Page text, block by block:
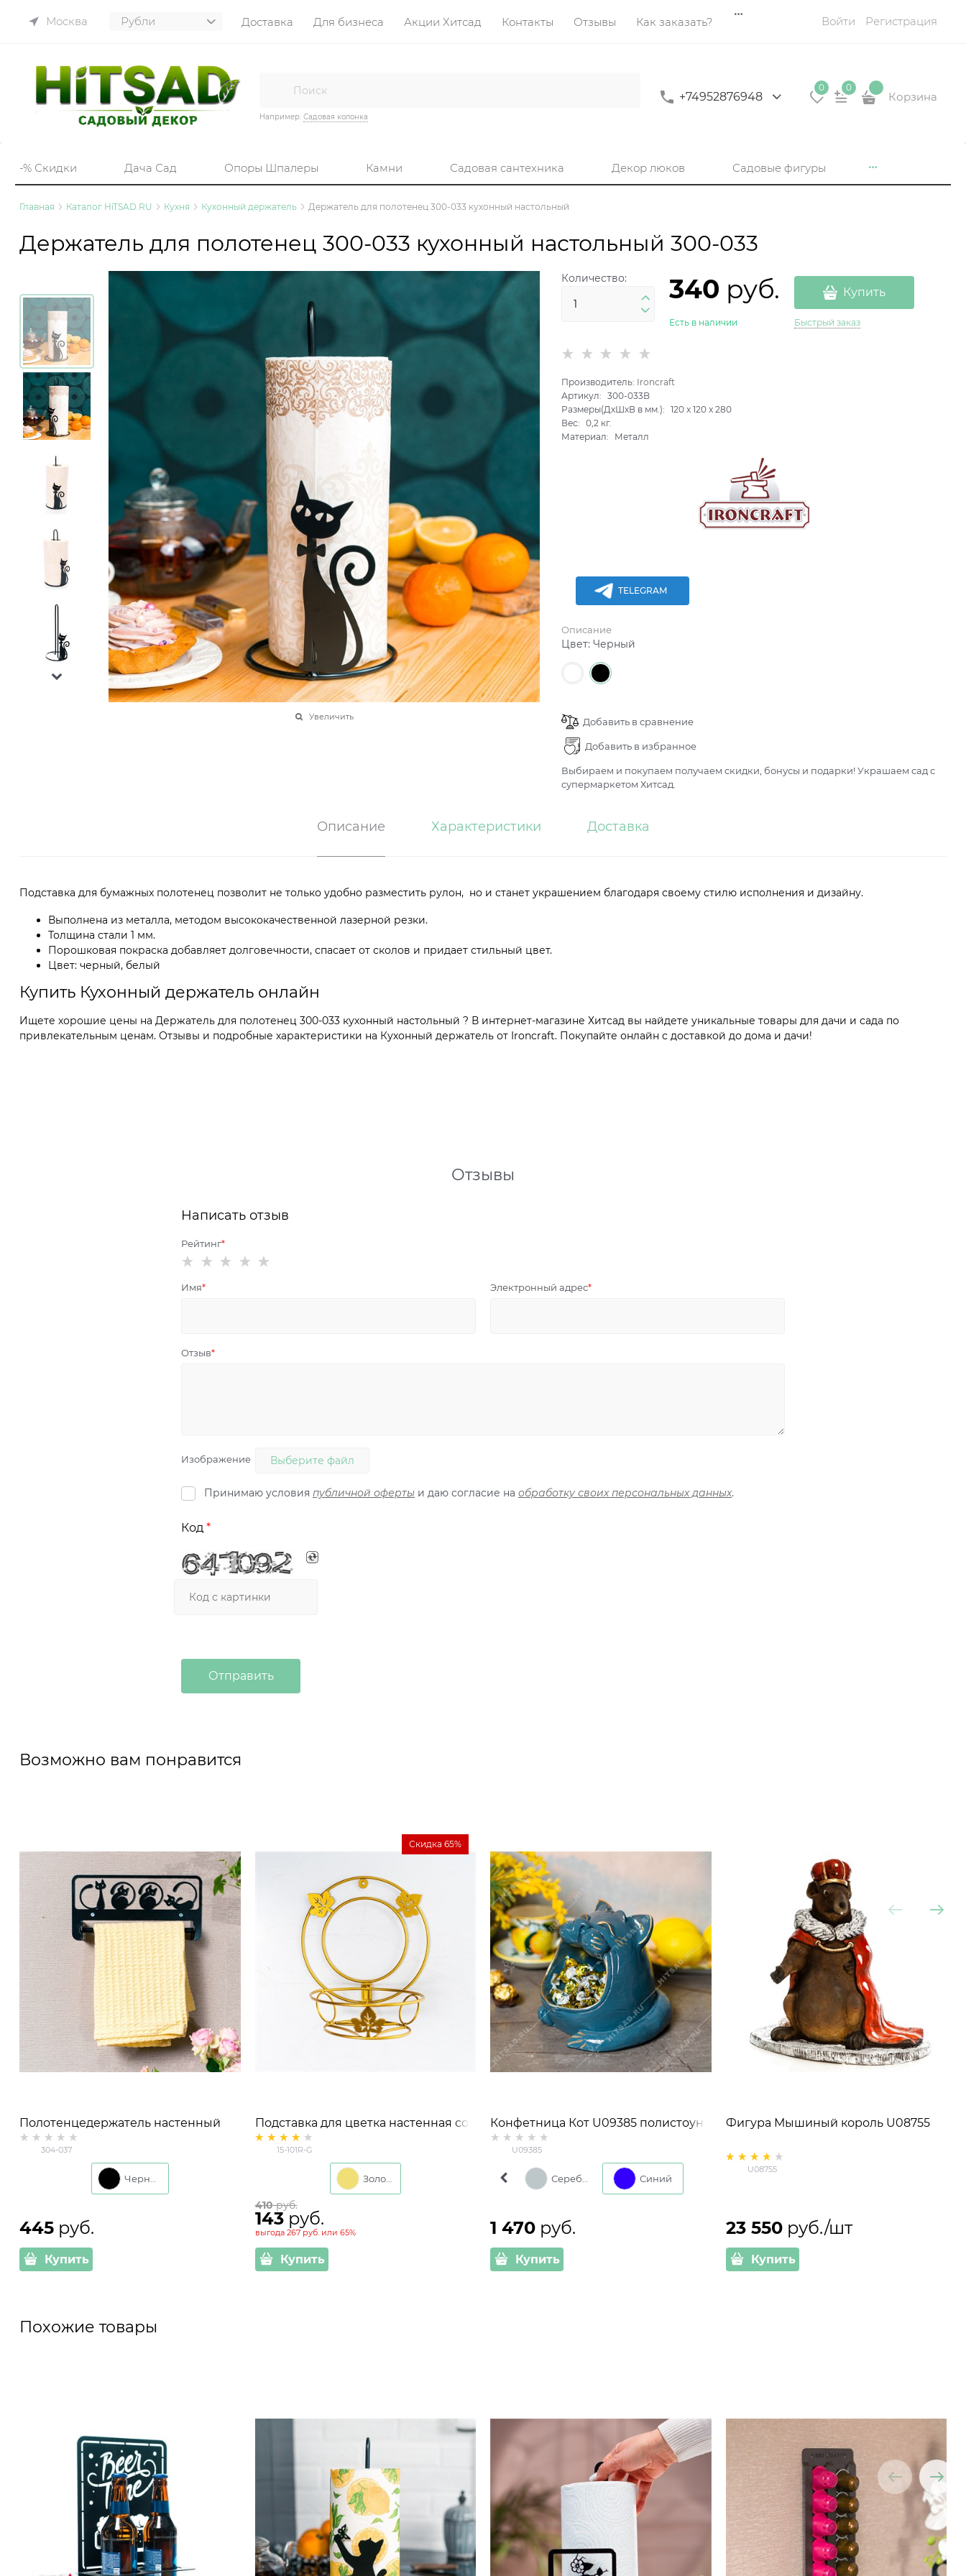
Москва Доставка Для бизнеса Акции Хитсад Контакты Отзывы Как заказать? Войти Регистрация
Например: Садовая колонка
+74952876948
0 0
Корзина
-% Скидки Дача Сад Опоры Шпалеры Камни Садовая сантехника Декор люков Садовые фигуры
Главная Каталог HiTSAD.RU Кухня Кухонный держатель Держатель для полотенец 300-033 кухонный настольный
Держатель для полотенец 300-033 кухонный настольный 300-033
Увеличить
Количество: 340 руб.
Есть в наличии
Купить
Быстрый заказ
Производитель: Ironcraft
Артикул:
300-033B
Размеры(ДхШхВ в мм.):
120 x120 x280
Вес:
0,2 кг.
Материал:
Металл
TELEGRAM
Описание
Цвет:Черный
Добавить в сравнение
Добавить в избранное
Выбираем и покупаем получаем скидки, бонусы и подарки! Украшаем сад с
супермаркетом Хитсад.
Описание Характеристики Доставка
Подставка для бумажных полотенец позволит не только удобно разместить рулон, но и станет украшением благодаря своему стилю исполнения и дизайну.
Выполнена из металла, методом высококачественной лазерной резки.
Толщина стали 1 мм.
Порошковая покраска добавляет долговечности, спасает от сколов и придает стильный цвет.
Цвет: черный, белый
Купить Кухонный держатель онлайн
Ищете хорошие цены на Держатель для полотенец 300-033 кухонный настольный ? В интернет-магазине Хитсад вы найдете уникальные товары для дачи и сада по
привлекательным ценам. Отзывы и подробные характеристики на Кухонный держатель от Ironcraft. Покупайте онлайн с доставкой до дома и дачи!
Отзывы
Написать отзыв
Рейтинг
Имя Электронный адрес
Отзыв
Изображение Выберите файл
Принимаю условия публичной оферты и даю согласие на обработку своих персональных данных.
Код
Возможно вам понравится
Полотенцедержатель настенный
304-037
445 руб.
Купить
Подставка для цветка настенная со
съёмной корзиной 15-101R металл
15-101R-G
Золото
Скидка 65%
410 руб.
143 руб.
выгода 267 руб.или 65%
Купить
Конфетница Кот U09385 полистоун
U09385
Золото Синий
1 470 руб.
Купить
Фигура Мышиный король U08755
U08755
23 550 руб./шт
Купить
Похожие товары